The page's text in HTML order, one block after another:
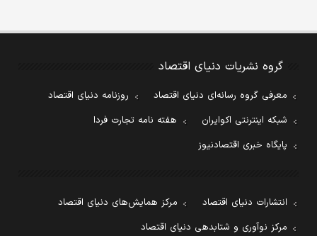
گروه نشریات دنیای اقتصاد
معرفی گروه رسانه‌ای دنیای اقتصاد
روزنامه دنیای اقتصاد
شبکه اینترنتی اکوایران
هفته نامه تجارت فردا
پایگاه خبری اقتصادنیوز
انتشارات دنیای اقتصاد
مرکز همایش‌های دنیای اقتصاد
مرکز نوآوری و شتابدهی دنیای اقتصاد